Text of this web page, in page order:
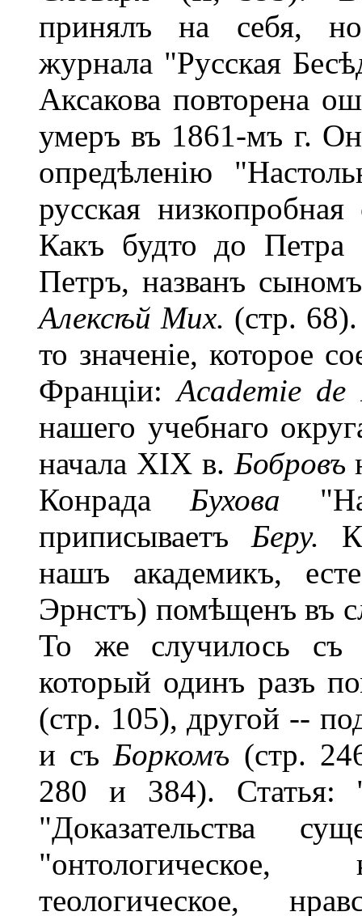
принялъ на себя,
журнала "Русская
Аксакова повторена
умеръ въ 1861-мъ г.
опредѣленію
русская
Какъ будто до
Петръ, названъ
Алексѣй Мих. (стр.
то значеніе, которое
Франціи:Academie
нашего учебнаго
начала XIX в. Бобровъ
КонрадаБухова
приписываетъБеру.
нашъ академикъ,
Эрнстъ) помѣщенъ въ
То же случилось
который одинъ разъ
(стр. 105), другой --
и съБоркомъ (стр.
280 и 384). Статья:
"Доказательства
"онтологическое,
теологическое,